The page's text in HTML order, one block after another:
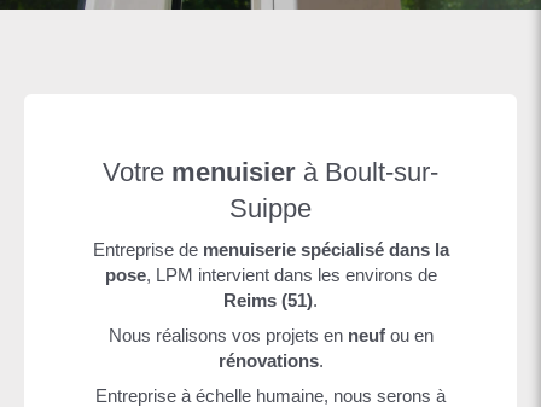
Votre menuisier à Boult-sur-
Suippe
Entreprise de menuiserie spécialisé dans la
pose, LPM intervient dans les environs de
Reims (51).
Nous réalisons vos projets en neufou en
rénovations.
Entreprise à échelle humaine, nous serons à